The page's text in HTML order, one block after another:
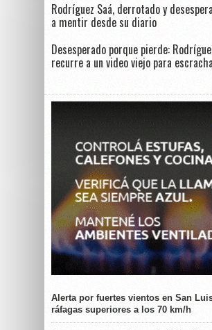
Rodríguez Saá, derrotado y
a mentir desde su diario
Desesperado porque pierde:
recurre a un video viejo para
Alerta por fuertes vientos en San
ráfagas superiores a los 70 km/h